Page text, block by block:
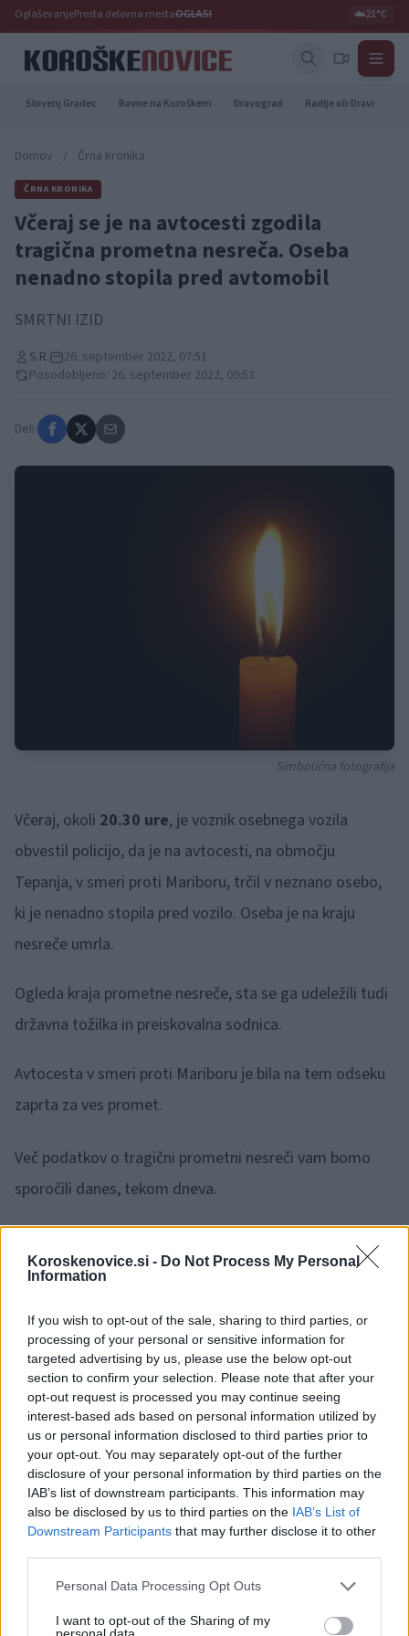
Koroskenovice.si - Do Not Process My Personal
Information
If you wish to opt-out of the sale, sharing to third parties, or
processing of your personal or sensitive information for
targeted advertising by us, please use the below opt-out
section to confirm your selection. Please note that after your
opt-out request is processed you may continue seeing
interest-based ads based on personal information utilized by
us or personal information disclosed to third parties prior to
your opt-out. You may separately opt-out of the further
disclosure of your personal information by third parties on the
IAB’s list of downstream participants. This information may
also be disclosed by us to third parties on the IAB’s List of
Downstream Participants that may further disclose it to other
Please note that this website/app uses one or more Google
not limited to your visit or usage behaviour. You may click to
Personal Data Processing Opt Outs
I want to opt-out of the Sharing of my
personal data.
OglaševanjeProsta delovna mestaOGLASI ☁️21°C
Slovenj Gradec Ravne na Koroškem Dravograd Radlje ob Dravi
Domov / Črna kronika
ČRNA KRONIKA
Včeraj se je na avtocesti zgodila
tragična prometna nesreča. Oseba
nenadno stopila pred avtomobil
SMRTNI IZID
S.R.
26. september 2022, 07:51
Posodobljeno: 26. september 2022, 09:53
Deli:
Simbolična fotografija
Včeraj, okoli 20.30 ure, je voznik osebnega vozila
obvestil policijo, da je na avtocesti, na območju
Tepanja, v smeri proti Mariboru, trčil v neznano osebo,
ki je nenadno stopila pred vozilo. Oseba je na kraju
nesreče umrla.
Ogleda kraja prometne nesreče, sta se ga udeležili tudi
državna tožilka in preiskovalna sodnica.
Avtocesta v smeri proti Mariboru je bila na tem odseku
zaprta za ves promet.
Več podatkov o tragični prometni nesreči vam bomo
sporočili danes, tekom dneva.
Failed to fetch
Kategorije: Črna kronika
Ključne besede: avtocesta nesreča policija